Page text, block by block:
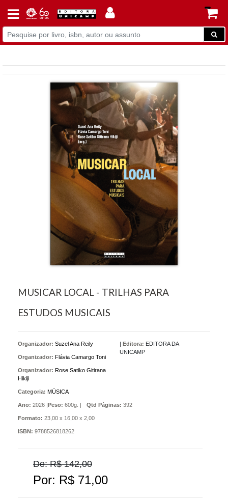
MUSICAR LOCAL - TRILHAS PARA
ESTUDOS MUSICAIS
Organizador: Suzel Ana Reily
Organizador: Flávia Camargo Toni
Organizador: Rose Satiko Gitirana
Hikiji
|Editora: EDITORA DA
UNICAMP
Categoria: MÚSICA
Ano: 2026 |Peso: 600g. | Qtd Páginas: 392
Formato: 23,00 x 16,00 x 2,00
ISBN: 9788526818262
De: R$ 142,00
Por: R$ 71,00